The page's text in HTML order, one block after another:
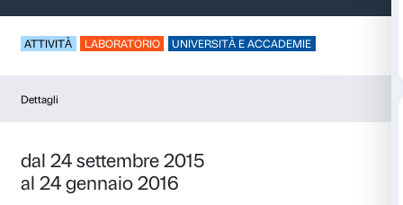
HOLY! HOLY! HOLY!
ATTIVITÀ LABORATORIO